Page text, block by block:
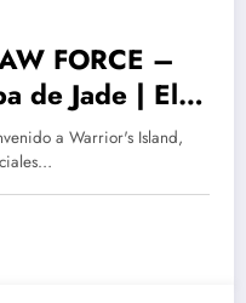
FORCE –
de Jade | El
fin en
a Warrior's Island,